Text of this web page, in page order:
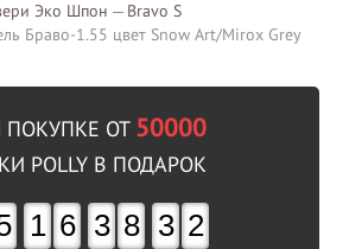
Эко Шпон
Bravo S
Браво-1.55 цвет Snow Art/Mirox Grey
ПОКУПКЕ ОТ 50000
POLLY В ПОДАРОК
1 6 3 8 3 1